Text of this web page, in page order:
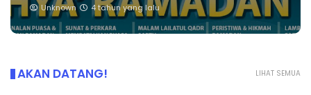
Unknown 4 tahun yang lalu
LIHAT SEMUA
AKAN DATANG!